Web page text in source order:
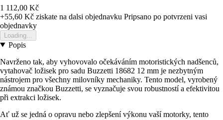
1 112,00 Kč
+55,60 Kč ziskate na dalsi objednavku Pripsano po potvrzeni vasi
objednavky
Loading...
Popis
Navrženo tak, aby vyhovovalo očekáváním motoristických nadšenců,
vytahovač ložisek pro sadu Buzzetti 18682 12 mm je nezbytným
nástrojem pro všechny milovníky mechaniky. Tento model, vyrobený
známou značkou Buzzetti, se vyznačuje svou robustností a efektivitou
při extrakci ložisek.
Ať už se jedná o opravu nebo zlepšení výkonu vaší motorky, tento